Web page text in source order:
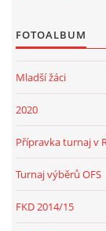
FOTOALBUM
Mladší žáci
2020
Přípravka turnaj v
Turnaj výběrů OFS
FKD 2014/15